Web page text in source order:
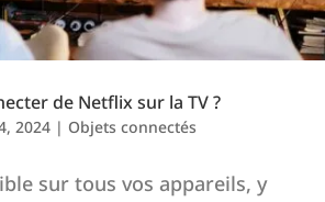
de Netflix sur la TV ?
2024 | Objets connectés
sur tous vos appareils, y